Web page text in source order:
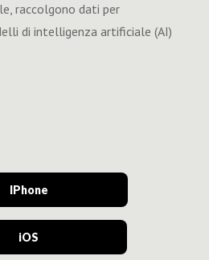
raccolgono dati per
di intelligenza artificiale (AI)
IPhone
iOS